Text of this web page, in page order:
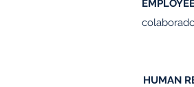
HUMAN